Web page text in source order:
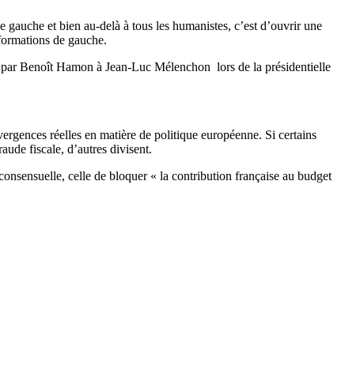
et bien au-delà à tous les humanistes, c’est d’ouvrir une
de gauche.
Benoît Hamon à Jean-Luc Mélenchon lors de la présidentielle
réelles en matière de politique européenne. Si certains
fiscale, d’autres divisent.
celle de bloquer « la contribution française au budget